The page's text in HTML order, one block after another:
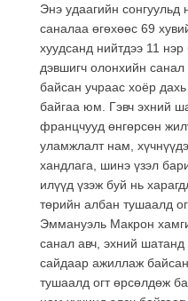
Энэ удаагийн сонгуульд
саналаа өгөхөөс 69
хуудсанд нийтдээ 11 нэр
дэвшигч олонхийн санал
байсан учраас хоёр
байгаа юм. Гэвч эхний
францчууд өнгөрсөн
уламжлалт нам,
хандлага, шинэ үзэл
илүүд үзэж буй нь
төрийн албан тушаалд
Эммануэль Макрон
санал авч, эхний
сайдаар ажиллаж
тушаалд огт өрсөлдөж